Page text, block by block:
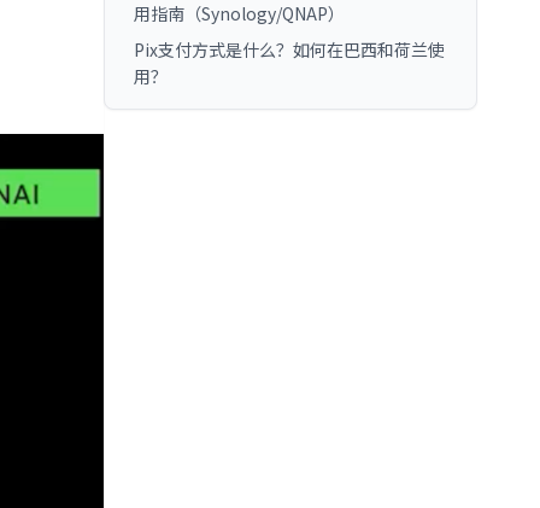
用指南（Synology/QNAP）
Pix支付方式是什么？如何在巴西和荷兰使
用？